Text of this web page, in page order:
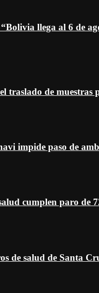
llega al 6 de
traslado de
impide paso de
cumplen paro de
de salud de Santa